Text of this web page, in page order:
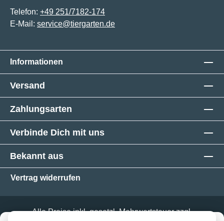
Telefon: +49 251/7182-174
E-Mail: service@tiergarten.de
Informationen
Versand
Zahlungsarten
Verbinde Dich mit uns
Bekannt aus
Vertrag widerrufen
Alle Preise inkl. gesetzl. Mehrwertsteuer zzgl.